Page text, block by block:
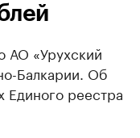
АО «Урухский
Балкарии. Об
Единого реестра